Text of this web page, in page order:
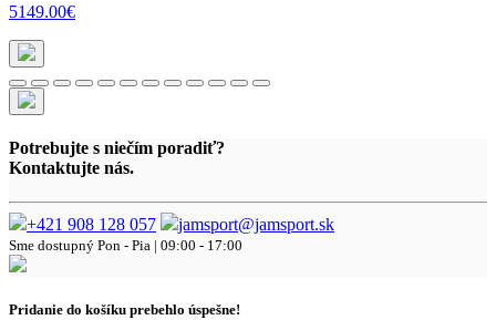
5149.00€
Potrebujte s niečím poradiť?
Kontaktujte nás.
+421 908 128 057 jamsport@jamsport.sk
Sme dostupný Pon - Pia | 09:00 - 17:00
Pridanie do košíku prebehlo úspešne!